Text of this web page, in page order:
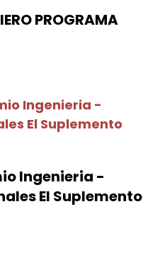
PROGRAMA
Ingenieria -
El Suplemento